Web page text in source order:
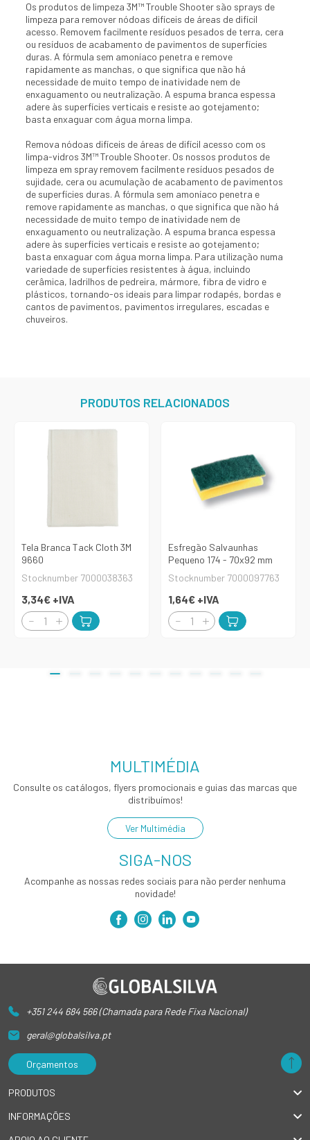
Os produtos de limpeza 3M™ Trouble Shooter são sprays de
limpeza para remover nódoas difíceis de áreas de difícil
acesso. Removem facilmente resíduos pesados ​​de terra, cera
ou resíduos de acabamento de pavimentos de superfícies
duras. A fórmula sem amoníaco penetra e remove
rapidamente as manchas, o que significa que não há
necessidade de muito tempo de inatividade nem de
enxaguamento ou neutralização. A espuma branca espessa
adere às superfícies verticais e resiste ao gotejamento;
basta enxaguar com água morna limpa.
Remova nódoas difíceis de áreas de difícil acesso com os
limpa-vidros 3M™ Trouble Shooter. Os nossos produtos de
limpeza em spray removem facilmente resíduos pesados ​​de
sujidade, cera ou acumulação de acabamento de pavimentos
de superfícies duras. A fórmula sem amoníaco penetra e
remove rapidamente as manchas, o que significa que não há
necessidade de muito tempo de inatividade nem de
enxaguamento ou neutralização. A espuma branca espessa
adere às superfícies verticais e resiste ao gotejamento;
basta enxaguar com água morna limpa. Para utilização numa
variedade de superfícies resistentes à água, incluindo
cerâmica, ladrilhos de pedreira, mármore, fibra de vidro e
plásticos, tornando-os ideais para limpar rodapés, bordas e
cantos de pavimentos, pavimentos irregulares, escadas e
chuveiros.
PRODUTOS RELACIONADOS
Tela Branca Tack Cloth 3M
9660
Stocknumber 7000038363
3,34€ +IVA
Esfregão Salvaunhas
Pequeno 174 - 70x92 mm
Stocknumber 7000097763
1,64€ +IVA
MULTIMÉDIA
Consulte os catálogos, flyers promocionais e guias das marcas que
distribuímos!
Ver Multimédia
SIGA-NOS
Acompanhe as nossas redes sociais para não perder nenhuma
novidade!
+351 244 684 566 (Chamada para Rede Fixa Nacional)
geral@globalsilva.pt
Orçamentos
PRODUTOS
INFORMAÇÕES